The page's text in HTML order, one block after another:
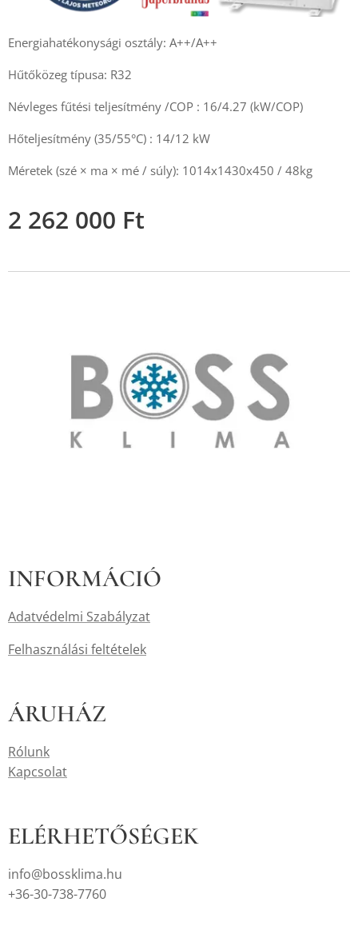
Energiahatékonysági osztály: A++/A++
Hűtőközeg típusa: R32
Névleges fűtési teljesítmény /COP : 16/4.27 (kW/COP)
Hőteljesítmény (35/55°C) : 14/12 kW
Méretek (szé × ma × mé / súly): 1014x1430x450 / 48kg
2 262 000 Ft
INFORMÁCIÓ
Adatvédelmi Szabályzat
Felhasználási feltételek
ÁRUHÁZ
Rólunk
Kapcsolat
ELÉRHETŐSÉGEK
info@bossklima.hu
+36-30-738-7760